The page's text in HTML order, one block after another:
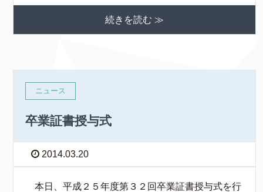
続きを読む ≫
ニュース
卒業証書授与式
2014.03.20
本日、平成２５年度第３２回卒業証書授与式を行